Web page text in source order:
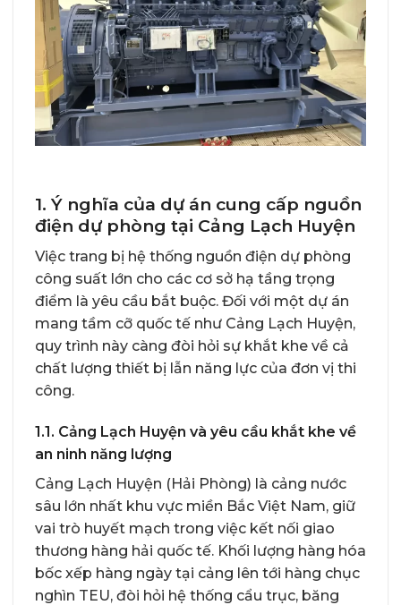
1. Ý nghĩa của dự án cung cấp nguồn
điện dự phòng tại Cảng Lạch Huyện
Việc trang bị hệ thống nguồn điện dự phòng
công suất lớn cho các cơ sở hạ tầng trọng
điểm là yêu cầu bắt buộc. Đối với một dự án
mang tầm cỡ quốc tế như Cảng Lạch Huyện,
quy trình này càng đòi hỏi sự khắt khe về cả
chất lượng thiết bị lẫn năng lực của đơn vị thi
công.
1.1. Cảng Lạch Huyện và yêu cầu khắt khe về
an ninh năng lượng
Cảng Lạch Huyện (Hải Phòng) là cảng nước
sâu lớn nhất khu vực miền Bắc Việt Nam, giữ
vai trò huyết mạch trong việc kết nối giao
thương hàng hải quốc tế. Khối lượng hàng hóa
bốc xếp hàng ngày tại cảng lên tới hàng chục
nghìn TEU, đòi hỏi hệ thống cẩu trục, băng